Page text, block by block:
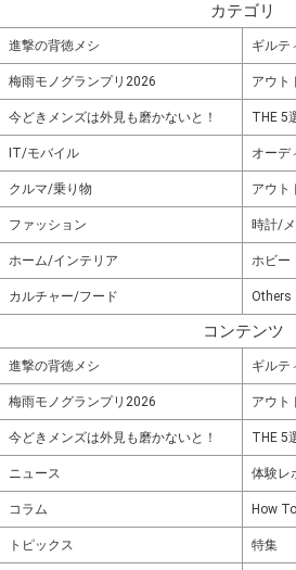
カテゴリ
進撃の背徳メシ ギルテ
梅雨モノグランプリ2026 アウト
今どきメンズは外見も磨かないと！ THE 5
IT/モバイル オーデ
クルマ/乗り物 アウト
ファッション 時計/
ホーム/インテリア ホビー
カルチャー/フード Others
コンテンツ
進撃の背徳メシ ギルテ
梅雨モノグランプリ2026 アウト
今どきメンズは外見も磨かないと！ THE 5
ニュース 体験レ
コラム How To
トピックス 特集